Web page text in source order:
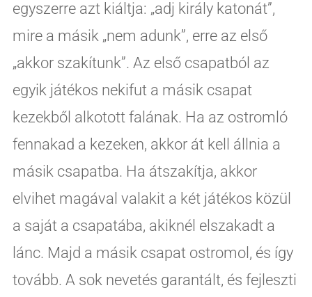
egyszerre azt kiáltja: „adj király katonát”,
mire a másik „nem adunk”, erre az első
„akkor szakítunk”. Az első csapatból az
egyik játékos nekifut a másik csapat
kezekből alkotott falának. Ha az ostromló
fennakad a kezeken, akkor át kell állnia a
másik csapatba. Ha átszakítja, akkor
elvihet magával valakit a két játékos közül
a saját a csapatába, akiknél elszakadt a
lánc. Majd a másik csapat ostromol, és így
tovább. A sok nevetés garantált, és fejleszti